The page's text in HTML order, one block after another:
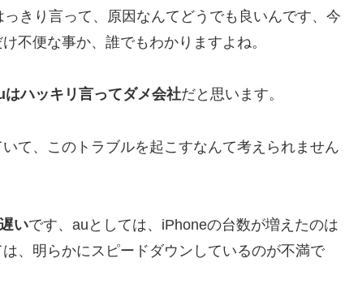
きり言って、原因なんてどうでも良いんです、今
不便な事か、誰でもわかりますよね。
ハッキリ言ってダメ会社だと思います。
て、このトラブルを起こすなんて考えられません
いです、auとしては、iPhoneの台数が増えたのは
、明らかにスピードダウンしているのが不満で